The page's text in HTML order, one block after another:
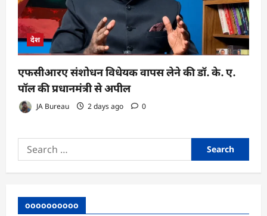
देश
एफसीआरए संशोधन विधेयक वापस लेने की डॉ. के. ए.
पॉल की प्रधानमंत्री से अपील
JA Bureau 2 days ago 0
Search
for:
oooooooooo